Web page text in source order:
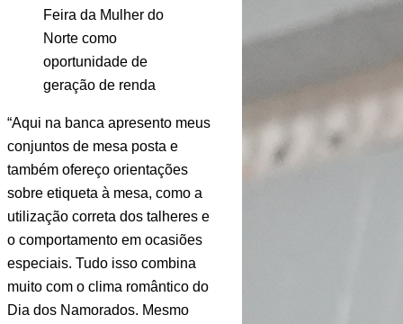
Feira da Mulher do
Norte como
oportunidade de
geração de renda
“Aqui na banca apresento meus
conjuntos de mesa posta e
também ofereço orientações
sobre etiqueta à mesa, como a
utilização correta dos talheres e
o comportamento em ocasiões
especiais. Tudo isso combina
muito com o clima romântico do
Dia dos Namorados. Mesmo